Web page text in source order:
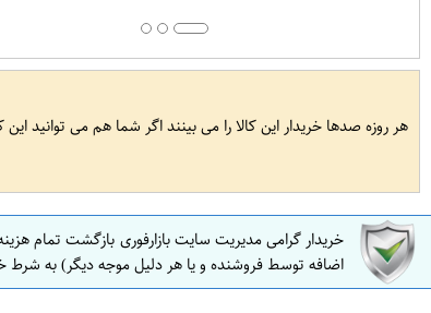
هر روزه صدها خریدار این کالا را می بینند اگر شما هم می توانید این
خریدار گرامی مدیریت سایت بازارفوری بازگشت تمام
اضافه توسط فروشنده و یا هر دلیل موجه دیگر) به شرط